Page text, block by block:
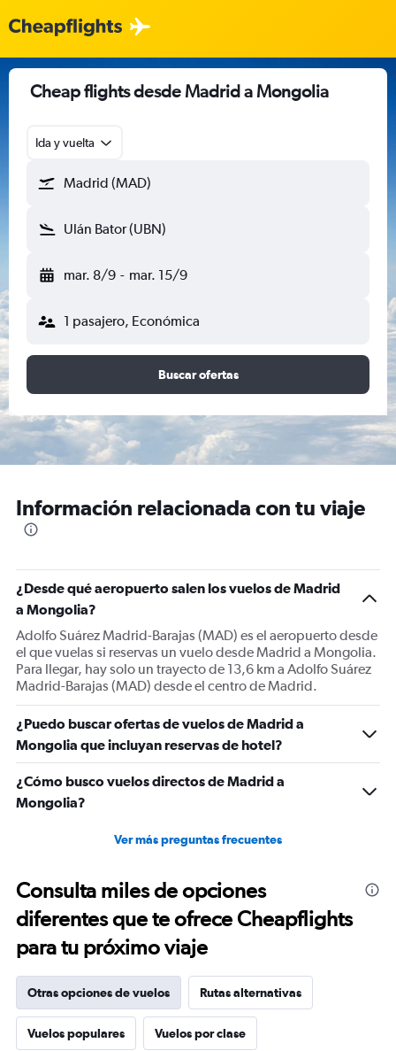
Cheap flights desde Madrid a Mongolia
Ida y vuelta
Madrid (MAD)
Ulán Bator (UBN)
mar. 8/9 - mar. 15/9
1 pasajero, Económica
Buscar ofertas
Información relacionada con tu viaje
¿Desde qué aeropuerto salen los vuelos de Madrid
a Mongolia?
Adolfo Suárez Madrid-Barajas (MAD) es el aeropuerto desde
el que vuelas si reservas un vuelo desde Madrid a Mongolia.
Para llegar, hay solo un trayecto de 13,6 km a Adolfo Suárez
Madrid-Barajas (MAD) desde el centro de Madrid.
¿Puedo buscar ofertas de vuelos de Madrid a
Mongolia que incluyan reservas de hotel?
¿Cómo busco vuelos directos de Madrid a
Mongolia?
Ver más preguntas frecuentes
Consulta miles de opciones
diferentes que te ofrece Cheapflights
para tu próximo viaje
Otras opciones de vuelos Rutas alternativas
Vuelos populares Vuelos por clase